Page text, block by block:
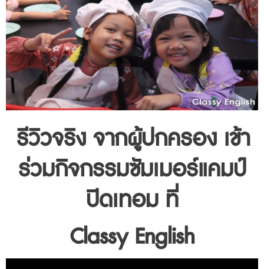
รีวิวจริง จากผู้ปกครอง เข้า
ร่วมกิจกรรมซัมเมอร์แคมป์
ปิดเทอม ที่
Classy English